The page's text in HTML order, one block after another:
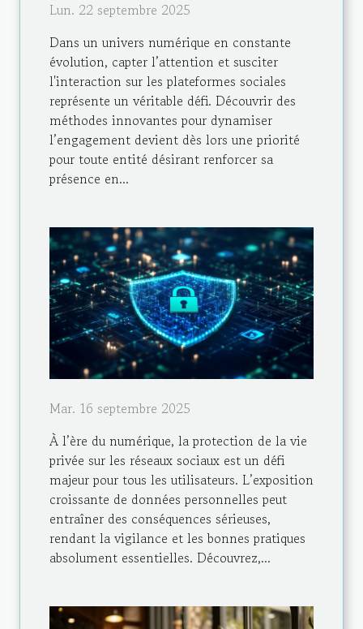
Lun. 22 septembre 2025
Dans un univers numérique en constante
évolution, capter l’attention et susciter
l'interaction sur les plateformes sociales
représente un véritable défi. Découvrir des
méthodes innovantes pour dynamiser
l’engagement devient dès lors une priorité
pour toute entité désirant renforcer sa
présence en...
Mar. 16 septembre 2025
À l’ère du numérique, la protection de la vie
privée sur les réseaux sociaux est un défi
majeur pour tous les utilisateurs. L’exposition
croissante de données personnelles peut
entraîner des conséquences sérieuses,
rendant la vigilance et les bonnes pratiques
absolument essentielles. Découvrez,...